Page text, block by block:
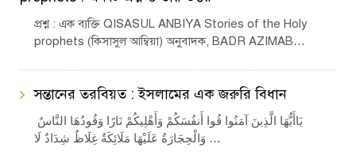
প্রশ্ন : এক ব্যক্তি QISASUL ANBIYA Stories of the Holy
prophets (কিসাসুল আম্বিয়া) অনুবাদক, BADR AZIMAB…
সন্তানের তরবিয়ত : ইসলামের এক জরুরি বিধান
وَالْحِجَارَةُ عَلَيْهَا مَلَائِكَةٌ غِلَاظٌ شِدَادٌ لَا …